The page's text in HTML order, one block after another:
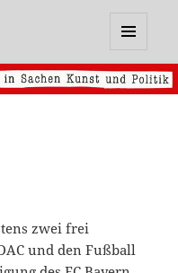
UND
WIDGETS
zwei frei
und den Fußball